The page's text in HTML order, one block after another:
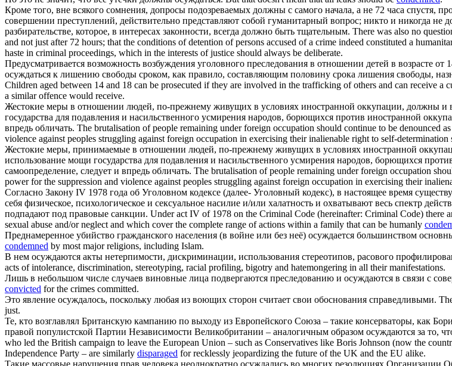
Кроме того, вне всякого сомнения, допросы подозреваемых должны с самого начала, а не 72 часа спустя,
совершении преступлений, действительно представляют собой гуманитарный вопрос; никто и никогда не
разбирательстве, которое, в интересах законности, всегда должно быть тщательным. There was also no
and not just after 72 hours; that the conditions of detention of persons accused of a crime indeed constituted a
haste in criminal proceedings, which in the interests of justice should always be deliberate.
Предусматривается возможность возбуждения уголовного преследования в отношении детей в возрасте
осуждаться к лишению свободы сроком, как правило, составляющим половину срока лишения свободы,
Children aged between 14 and 18 can be prosecuted if they are involved in the trafficking of others and can receive a
a similar offence would receive.
Жестокие меры в отношении людей, по-прежнему живущих в условиях иностранной оккупации, должны и
государства для подавления и насильственного усмирения народов, борющихся против иностранной
впредь обличать. The brutalisation of people remaining under foreign occupation should continue to be denounced
violence against peoples struggling against foreign occupation in exercising their inalienable right to self-determination
Жестокие меры, принимаемые в отношении людей, по-прежнему живущих в условиях иностранной
использование мощи государства для подавления и насильственного усмирения народов, борющихся
самоопределение, следует и впредь обличать. The brutalisation of people remaining under foreign occupation
power for the suppression and violence against peoples struggling against foreign occupation in exercising their
Согласно Закону IV 1978 года об Уголовном кодексе (далее- Уголовный кодекс), в настоящее время
себя физическое, психологическое и сексуальное насилие и/или халатность и охватывают весь спектр
подпадают под правовые санкции. Under act IV of 1978 on the Criminal Code (hereinafter: Criminal Code) there
sexual abuse and/or neglect and which cover the complete range of actions within a family that can be humanly
Преднамеренное убийство гражданского населения (в войне или без неё) осуждается большинством
condemned by most major religions, including Islam.
В нем осуждаются акты нетерпимости, дискриминации, использования стереотипов, расового
acts of intolerance, discrimination, stereotyping, racial profiling, bigotry and hatemongering in all their manifestations.
Лишь в небольшом числе случаев виновные лица подвергаются преследованию и осуждаются в связи с
convicted for the crimes committed.
Это явление осуждалось, поскольку любая из воющих сторон считает свои обоснования справедливыми.
just.
Те, кто возглавлял Британскую кампанию по выходу из Европейского Союза – такие консерваторы, как
правой популистской Партии Независимости Великобритании – аналогичным образом осуждаются за то,
who led the British campaign to leave the European Union – such as Conservatives like Boris Johnson (now the
Independence Party – are similarly disparaged for recklessly jeopardizing the future of the UK and the EU alike.
Такие массовые нарушения прав человека неоднократно осуждались во многих резолюциях Организации